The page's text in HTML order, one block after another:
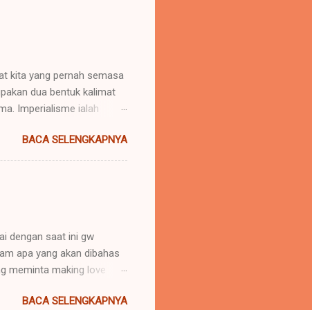
kita yang pernah semasa
dua bentuk kalimat
Imperialisme ialah
atau
"memerintah". Hak untuk
Yang lazimnya
daerah dimana imper...
BACA SELENGKAPNYA
dengan saat ini gw
apa yang akan dibahas
meminta making love
kata NAFSU.. ? Gw
BACA SELENGKAPNYA